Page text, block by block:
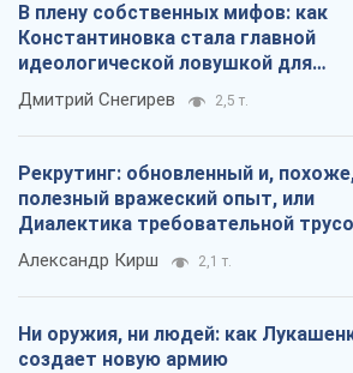
В плену собственных мифов: как
Константиновка стала главной
идеологической ловушкой для
российских оккупантов
Дмитрий Снегирев 2,5 т.
Рекрутинг: обновленный и,
полезный вражеский опыт, или
Диалектика требовательной
Александр Кирш 2,1 т.
Ни оружия, ни людей: как
создает новую армию